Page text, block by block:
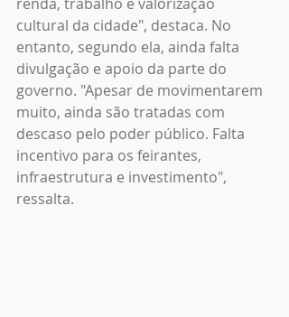
cultural da cidade", destaca. No
entanto, segundo ela, ainda falta
divulgação e apoio da parte do
governo. "Apesar de movimentarem
muito, ainda são tratadas com
descaso pelo poder público. Falta
incentivo para os feirantes,
infraestrutura e investimento",
ressalta.